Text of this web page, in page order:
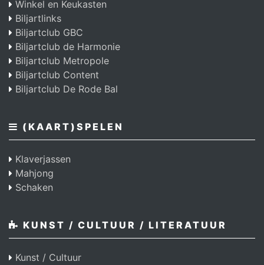
Winkel en Keukasten
Biljartlinks
Biljartclub GBC
Biljartclub de Harmonie
Biljartclub Metropole
Biljartclub Content
Biljartclub De Rode Bal
(KAART)SPELEN
Klaverjassen
Mahjong
Schaken
KUNST / CULTUUR / LITERATUUR
Kunst / Cultuur